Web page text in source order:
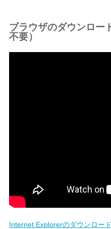
ブラウザのダウンロー
不要）
Internet Explorerのダウンロー